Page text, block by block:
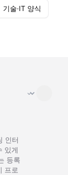
기술·IT 양식
⌄
인터
있게
등록
프로